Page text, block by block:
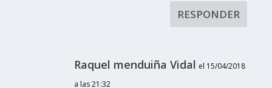
RESPONDER
Raquel menduiña Vidal el 15/04/2018
a las 21:32